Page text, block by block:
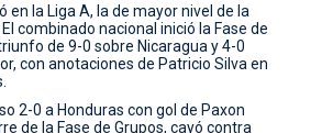
en la Liga A, la de mayor nivel de la
combinado nacional inició la Fase de
de 9-0 sobre Nicaragua y 4-0
con anotaciones de Patricio Silva en
2-0 a Honduras con gol de Paxon
de la Fase de Grupos, cayó contra